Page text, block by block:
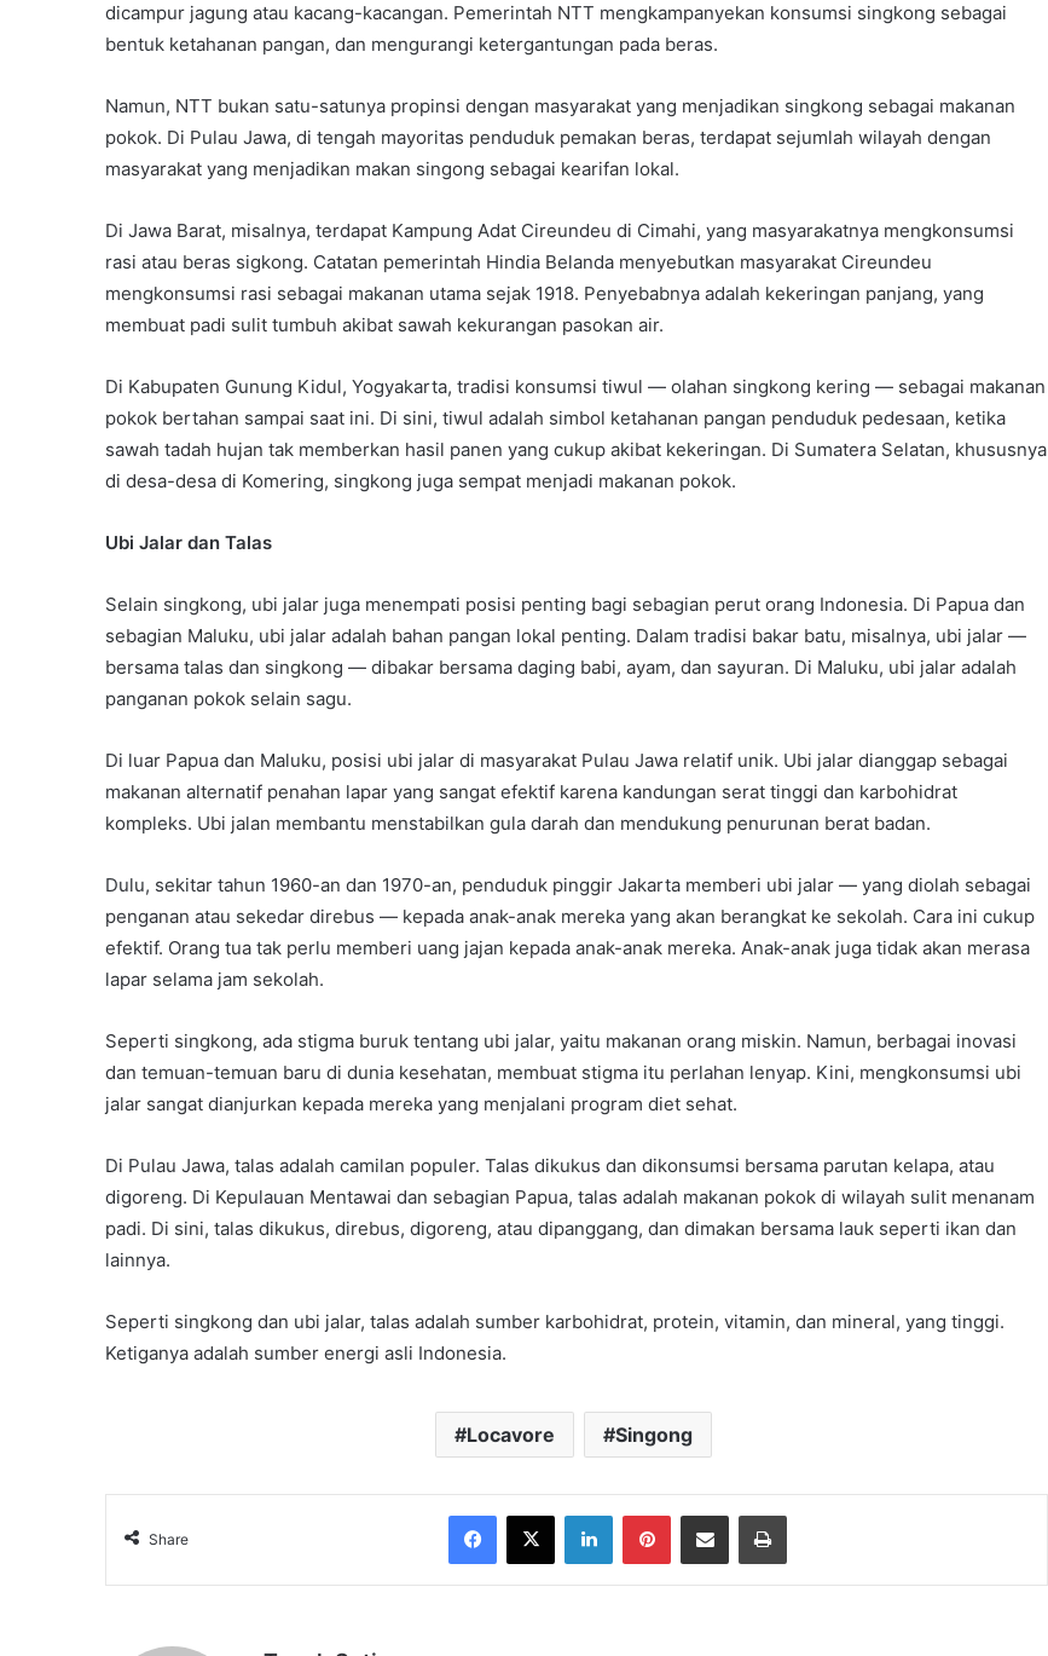
dicampur jagung atau kacang-kacangan. Pemerintah NTT mengkampanyekan konsumsi singkong sebagai
bentuk ketahanan pangan, dan mengurangi ketergantungan pada beras.
Namun, NTT bukan satu-satunya propinsi dengan masyarakat yang menjadikan singkong sebagai makanan
pokok. Di Pulau Jawa, di tengah mayoritas penduduk pemakan beras, terdapat sejumlah wilayah dengan
masyarakat yang menjadikan makan singong sebagai kearifan lokal.
Di Jawa Barat, misalnya, terdapat Kampung Adat Cireundeu di Cimahi, yang masyarakatnya mengkonsumsi
rasi atau beras sigkong. Catatan pemerintah Hindia Belanda menyebutkan masyarakat Cireundeu
mengkonsumsi rasi sebagai makanan utama sejak 1918. Penyebabnya adalah kekeringan panjang, yang
membuat padi sulit tumbuh akibat sawah kekurangan pasokan air.
Di Kabupaten Gunung Kidul, Yogyakarta, tradisi konsumsi tiwul — olahan singkong kering — sebagai makanan
pokok bertahan sampai saat ini. Di sini, tiwul adalah simbol ketahanan pangan penduduk pedesaan, ketika
sawah tadah hujan tak memberkan hasil panen yang cukup akibat kekeringan. Di Sumatera Selatan, khususnya
di desa-desa di Komering, singkong juga sempat menjadi makanan pokok.
Ubi Jalar dan Talas
Selain singkong, ubi jalar juga menempati posisi penting bagi sebagian perut orang Indonesia. Di Papua dan
sebagian Maluku, ubi jalar adalah bahan pangan lokal penting. Dalam tradisi bakar batu, misalnya, ubi jalar —
bersama talas dan singkong — dibakar bersama daging babi, ayam, dan sayuran. Di Maluku, ubi jalar adalah
panganan pokok selain sagu.
Di luar Papua dan Maluku, posisi ubi jalar di masyarakat Pulau Jawa relatif unik. Ubi jalar dianggap sebagai
makanan alternatif penahan lapar yang sangat efektif karena kandungan serat tinggi dan karbohidrat
kompleks. Ubi jalan membantu menstabilkan gula darah dan mendukung penurunan berat badan.
Dulu, sekitar tahun 1960-an dan 1970-an, penduduk pinggir Jakarta memberi ubi jalar — yang diolah sebagai
penganan atau sekedar direbus — kepada anak-anak mereka yang akan berangkat ke sekolah. Cara ini cukup
efektif. Orang tua tak perlu memberi uang jajan kepada anak-anak mereka. Anak-anak juga tidak akan merasa
lapar selama jam sekolah.
Seperti singkong, ada stigma buruk tentang ubi jalar, yaitu makanan orang miskin. Namun, berbagai inovasi
dan temuan-temuan baru di dunia kesehatan, membuat stigma itu perlahan lenyap. Kini, mengkonsumsi ubi
jalar sangat dianjurkan kepada mereka yang menjalani program diet sehat.
Di Pulau Jawa, talas adalah camilan populer. Talas dikukus dan dikonsumsi bersama parutan kelapa, atau
digoreng. Di Kepulauan Mentawai dan sebagian Papua, talas adalah makanan pokok di wilayah sulit menanam
padi. Di sini, talas dikukus, direbus, digoreng, atau dipanggang, dan dimakan bersama lauk seperti ikan dan
lainnya.
Seperti singkong dan ubi jalar, talas adalah sumber karbohidrat, protein, vitamin, dan mineral, yang tinggi.
Ketiganya adalah sumber energi asli Indonesia.
Locavore Singong
Share
Facebook
X LinkedInPinterestShare via Email Print